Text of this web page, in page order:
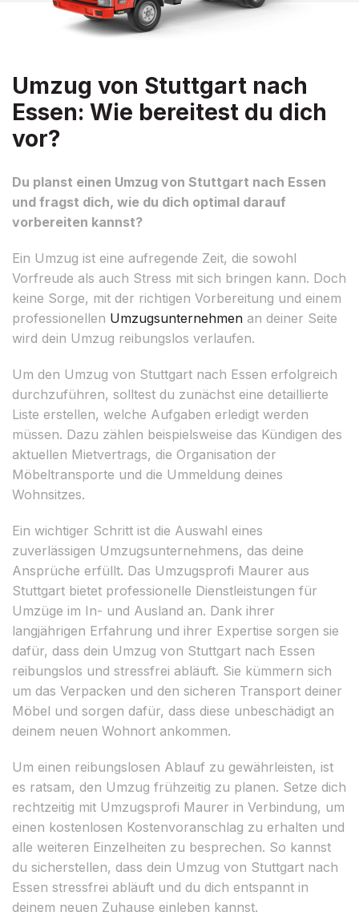
Umzug von Stuttgart nach
Essen: Wie bereitest du dich
vor?
Du planst einen Umzug von Stuttgart nach Essen
und fragst dich, wie du dich optimal darauf
vorbereiten kannst?
Ein Umzug ist eine aufregende Zeit, die sowohl
Vorfreude als auch Stress mit sich bringen kann. Doch
keine Sorge, mit der richtigen Vorbereitung und einem
professionellen Umzugsunternehmen an deiner Seite
wird dein Umzug reibungslos verlaufen.
Um den Umzug von Stuttgart nach Essen erfolgreich
durchzuführen, solltest du zunächst eine detaillierte
Liste erstellen, welche Aufgaben erledigt werden
müssen. Dazu zählen beispielsweise das Kündigen des
aktuellen Mietvertrags, die Organisation der
Möbeltransporte und die Ummeldung deines
Wohnsitzes.
Ein wichtiger Schritt ist die Auswahl eines
zuverlässigen Umzugsunternehmens, das deine
Ansprüche erfüllt. Das Umzugsprofi Maurer aus
Stuttgart bietet professionelle Dienstleistungen für
Umzüge im In- und Ausland an. Dank ihrer
langjährigen Erfahrung und ihrer Expertise sorgen sie
dafür, dass dein Umzug von Stuttgart nach Essen
reibungslos und stressfrei abläuft. Sie kümmern sich
um das Verpacken und den sicheren Transport deiner
Möbel und sorgen dafür, dass diese unbeschädigt an
deinem neuen Wohnort ankommen.
Um einen reibungslosen Ablauf zu gewährleisten, ist
es ratsam, den Umzug frühzeitig zu planen. Setze dich
rechtzeitig mit Umzugsprofi Maurer in Verbindung, um
einen kostenlosen Kostenvoranschlag zu erhalten und
alle weiteren Einzelheiten zu besprechen. So kannst
du sicherstellen, dass dein Umzug von Stuttgart nach
Essen stressfrei abläuft und du dich entspannt in
deinem neuen Zuhause einleben kannst.